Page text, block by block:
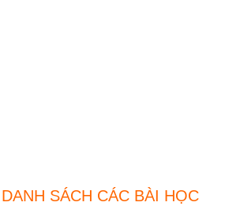
DANH SÁCH CÁC BÀI HỌC